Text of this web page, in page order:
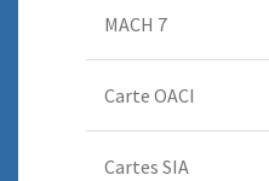
MACH 7
Carte OACI
Cartes SIA